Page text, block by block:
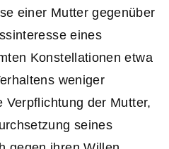
einer Mutter gegenüber
eines
Konstellationen etwa
weniger
der Mutter,
seines